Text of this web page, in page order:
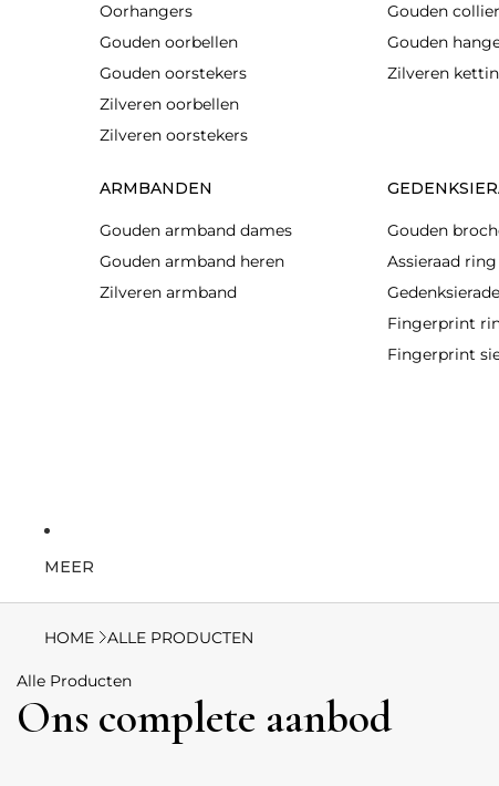
Oorhangers
Gouden oorbellen
Gouden oorstekers
Zilveren oorbellen
Zilveren oorstekers
Gouden collier
Gouden
Zilveren
ARMBANDEN
Gouden armband dames
Gouden armband heren
Zilveren armband
Gouden
Assieraad ring
Fingerprint
Fingerprint
MEER
HOME ALLE PRODUCTEN
Alle Producten
Ons complete aanbod